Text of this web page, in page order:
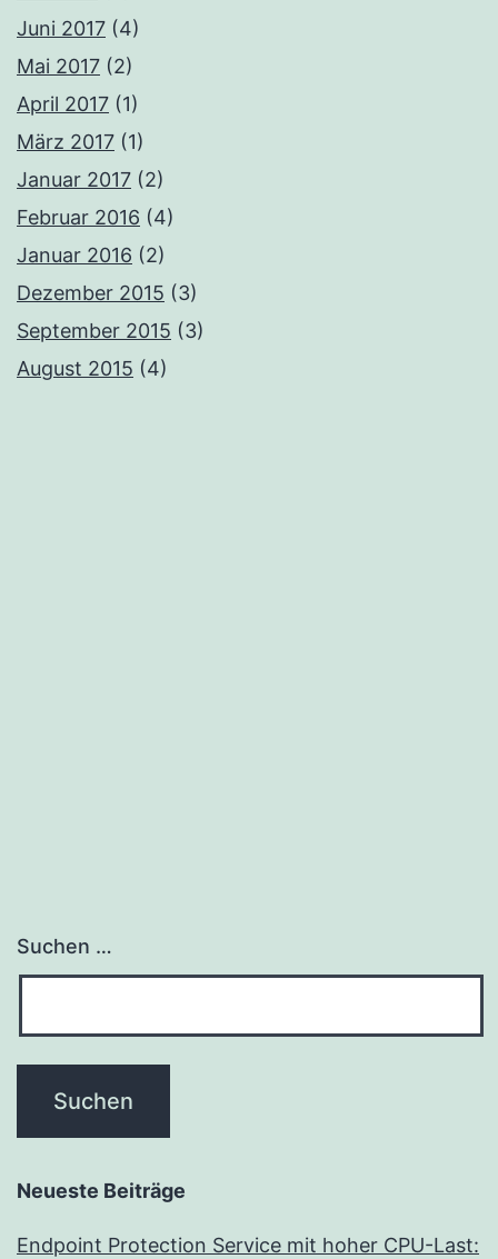
Juni 2017 (4)
Mai 2017 (2)
April 2017 (1)
März 2017 (1)
Januar 2017 (2)
Februar 2016 (4)
Januar 2016 (2)
Dezember 2015 (3)
September 2015 (3)
August 2015 (4)
Suchen …
Neueste Beiträge
Endpoint Protection Service mit hoher CPU-Last: